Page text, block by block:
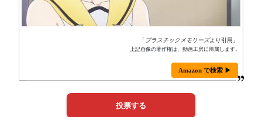
「 プラスチックメモリーズより引用」
上記画像の著作権は、動画工房に帰属します。
Amazon で検索 ▶